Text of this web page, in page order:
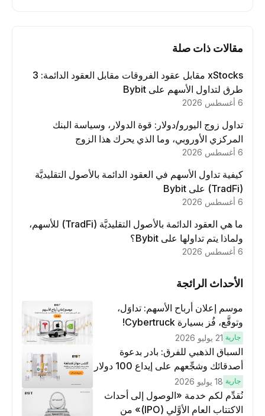
مقالات ذات صلة
xStocks مقابل عقود الفروقات مقابل العقود الدائمة: 3
طرق لتداول الأسهم على Bybit
تداول زوج اليورو/دولار: قوة الدولار، وسياسة البنك
المركزي الأوروبي، وما الذي يحرك هذا الزوج
كيفية تداول الأسهم في العقود الدائمة بالأصول التقليديَّة
ما هي العقود الدائمة بالأصول التقليديَّة (TradFi) للأسهم،
ولماذا يتم تداولها على Bybit؟
الأحداث الرائجة
موسم إعلان أرباح الأسهم: تداوَل،
وتوقَّع، فُز بسيارة Cybertruck!
جارية 21 يوليو 2026
السباق الذهبي للفرق: بادر بدعوة
أصدقائك وشجِّعهم على إيداع 100 دولار
لكسَب مكافآت مُضاعَفة
جارية 18 يوليو 2026
نُقدِّم لكم خدمة «الوصول إلى أحداث
الاكتتاب العام الأوَّلي (IPO)» من